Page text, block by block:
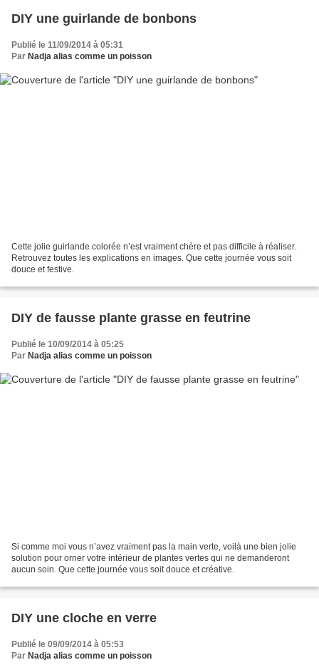
DIY une guirlande de bonbons
Publié le 11/09/2014 à 05:31
Par Nadja alias comme un poisson
Cette jolie guirlande colorée n’est vraiment chère et pas difficile à réaliser.
Retrouvez toutes les explications en images. Que cette journée vous soit
douce et festive.
DIY de fausse plante grasse en feutrine
Publié le 10/09/2014 à 05:25
Par Nadja alias comme un poisson
Si comme moi vous n’avez vraiment pas la main verte, voilà une bien jolie
solution pour orner votre intérieur de plantes vertes qui ne demanderont
aucun soin. Que cette journée vous soit douce et créative.
DIY une cloche en verre
Publié le 09/09/2014 à 05:53
Par Nadja alias comme un poisson